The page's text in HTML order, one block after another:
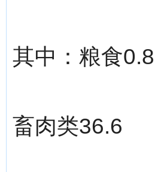
其中：粮食0.8
畜肉类36.6